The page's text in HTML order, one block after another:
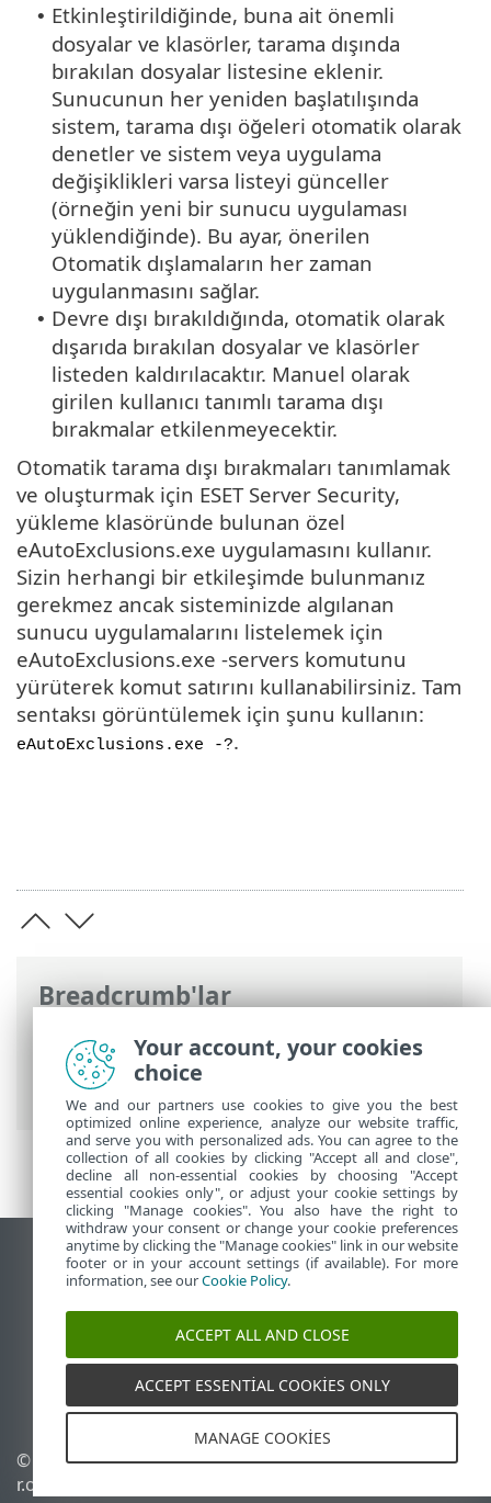
Breadcrumb'lar
ESET Online Yardım>ESET Server
Security >Genel ayarlar >Detection
engine > Otomatik dışlamalar
• Etkinleştirildiğinde, buna ait önemli
dosyalar ve klasörler, tarama dışında
bırakılan dosyalar listesine eklenir.
Sunucunun her yeniden başlatılışında
sistem, tarama dışı öğeleri otomatik olarak
denetler ve sistem veya uygulama
değişiklikleri varsa listeyi günceller
(örneğin yeni bir sunucu uygulaması
yüklendiğinde). Bu ayar, önerilen
Otomatik dışlamaların her zaman
uygulanmasını sağlar.
• Devre dışı bırakıldığında, otomatik olarak
dışarıda bırakılan dosyalar ve klasörler
listeden kaldırılacaktır. Manuel olarak
girilen kullanıcı tanımlı tarama dışı
bırakmalar etkilenmeyecektir.
Otomatik tarama dışı bırakmaları tanımlamak
ve oluşturmak için ESET Server Security,
yükleme klasöründe bulunan özel
eAutoExclusions.exe uygulamasını kullanır.
Sizin herhangi bir etkileşimde bulunmanız
gerekmez ancak sisteminizde algılanan
sunucu uygulamalarını listelemek için
eAutoExclusions.exe -servers komutunu
yürüterek komut satırını kullanabilirsiniz. Tam
sentaksı görüntülemek için şunu kullanın:
eAutoExclusions.exe -?.
Masaüstü sitesini görüntüle
End of Life
ESET Bilgi Bankası
ESET Status Portal
Bölgesel destek
© 1992-2026ESET, spol. s
r.o. - Tüm hakları saklıdır.
Çerezleri yönet
Your account, your cookies
choice
We and our partners use cookies to give you the best
optimized online experience, analyze our website traffic,
and serve you with personalized ads. You can agree to the
collection of all cookies by clicking "Accept all and close",
decline all non-essential cookies by choosing "Accept
essential cookies only", or adjust your cookie settings by
clicking "Manage cookies". You also have the right to
withdraw your consent or change your cookie preferences
anytime by clicking the "Manage cookies" link in our website
footer or in your account settings (if available). For more
information, see ourCookie Policy.
ACCEPT ALL AND CLOSE
ACCEPT ESSENTIAL COOKIES ONLY
MANAGE COOKIES